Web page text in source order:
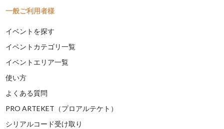
一般ご利用者様
イベントを探す
イベントカテゴリ一覧
イベントエリア一覧
使い方
よくある質問
PRO ARTEKET（プロアルテケト）
シリアルコード受け取り